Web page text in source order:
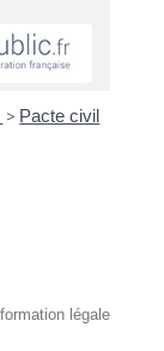
> Pacte civil
légale